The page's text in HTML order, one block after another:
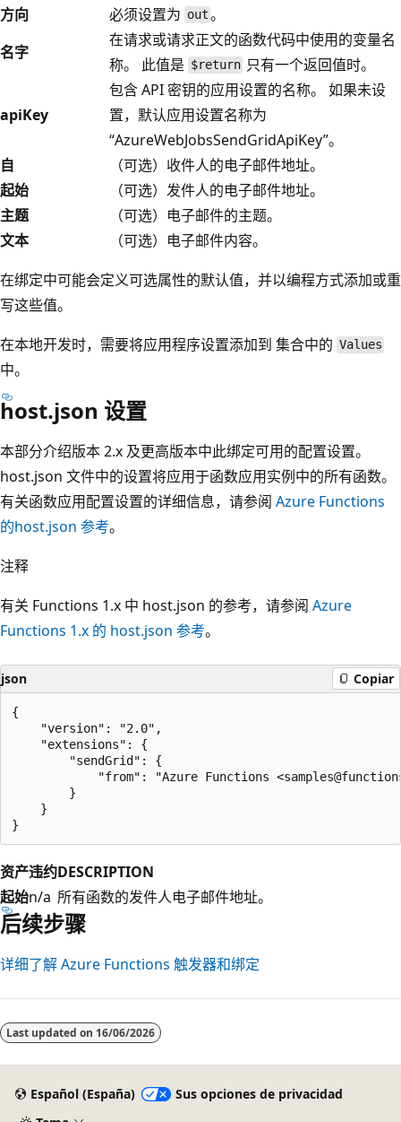
方向
必须设置为 out 。
名字
在请求或请求正文的函数代码中使用的变量名
称。 此值是 $return 只有一个返回值时。
apiKey
包含 API 密钥的应用设置的名称。 如果未设
置，默认应用设置名称为
“AzureWebJobsSendGridApiKey”。
自
（可选）收件人的电子邮件地址。
起始
（可选）发件人的电子邮件地址。
主题
（可选）电子邮件的主题。
文本
（可选）电子邮件内容。
在绑定中可能会定义可选属性的默认值，并以编程方式添加或重
写这些值。
在本地开发时，需要将应用程序设置添加到 集合中的 Values
中。
host.json 设置
本部分介绍版本 2.x 及更高版本中此绑定可用的配置设置。
host.json 文件中的设置将应用于函数应用实例中的所有函数。
有关函数应用配置设置的详细信息，请参阅 Azure Functions
的host.json 参考。
注释
有关 Functions 1.x 中 host.json 的参考，请参阅 Azure
Functions 1.x 的 host.json 参考。
json Copiar
{
    "version": "2.0",
    "extensions": {
        "sendGrid": {
"from": "Azure Functions
        }
    }
资产违约DESCRIPTION
起始n/a 所有函数的发件人电子邮件地址。
后续步骤
详细了解 Azure Functions 触发器和绑定
Last updated on 16/06/2026
Español (España)
Sus opciones de privacidad